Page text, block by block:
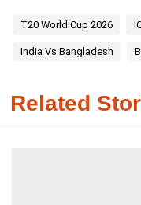
T20 World Cup 2026
India Vs Bangladesh
Related